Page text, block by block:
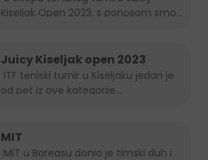
Kiseljak Open 2023, s ponosom smo...
Juicy Kiseljak open 2023
od pet iz ove kategorije...
MIT